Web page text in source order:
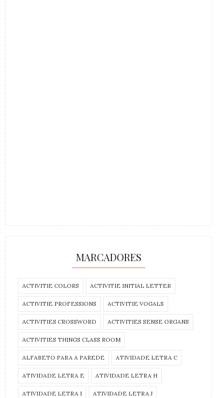
MARCADORES
ACTIVITIE COLORS ACTIVITIE INITIAL LETTER
ACTIVITIE PROFESSIONS ACTIVITIE VOGALS
ACTIVITIES CROSSWORD ACTIVITIES SENSE ORGANS
ACTIVITIES THINGS CLASS ROOM
ALFABETO PARA A PAREDE ATIVIDADE LETRA C
ATIVIDADE LETRA E ATIVIDADE LETRA H
ATIVIDADE LETRA I ATIVIDADE LETRA J